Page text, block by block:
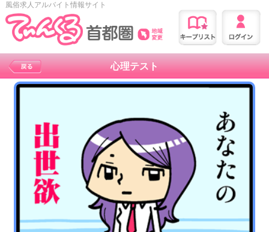
風俗求人アルバイト情報サイト
心理テスト